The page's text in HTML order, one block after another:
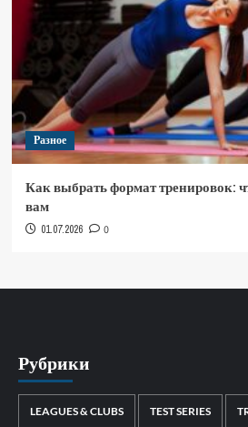
Разное
Как выбрать формат тренировок:
вам
01.07.2026 0
Рубрики
LEAGUES & CLUBS TEST SERIES